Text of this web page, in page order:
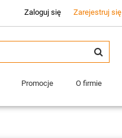
Zaloguj się Zarejestruj się
Promocje O firmie